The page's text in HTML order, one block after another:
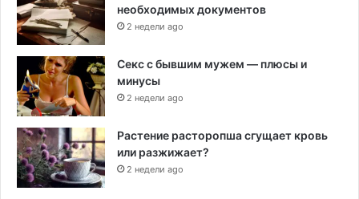
необходимых документов
2 недели ago
Секс с бывшим мужем — плюсы и
минусы
2 недели ago
Растение расторопша сгущает кровь
или разжижает?
2 недели ago